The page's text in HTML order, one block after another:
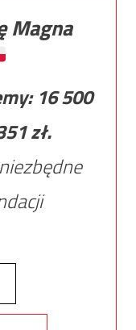
Magna
16 500
zł.